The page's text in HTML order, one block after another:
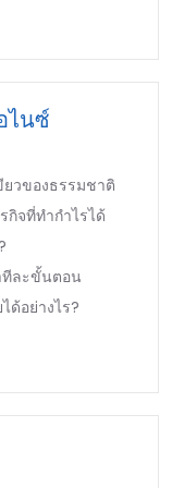
ไนซ์
ยวของธรรมชาติ
กิจที่ทำกำไรได้
ทีละขั้นตอน
ด้อย่างไร?